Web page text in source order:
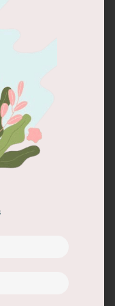
orden nuestras
al aire libre y
un poco de
puedes
de los más
ahora. Prepárate
mes tiene para
cuando llegue
enfrentar la
y serenidad.
compártelo: